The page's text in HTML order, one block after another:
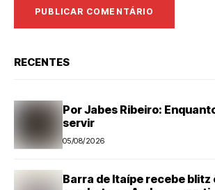
RECENTES
Por Jabes Ribeiro:
servir
05/08/2026
Barra de Itaípe recebe blitz